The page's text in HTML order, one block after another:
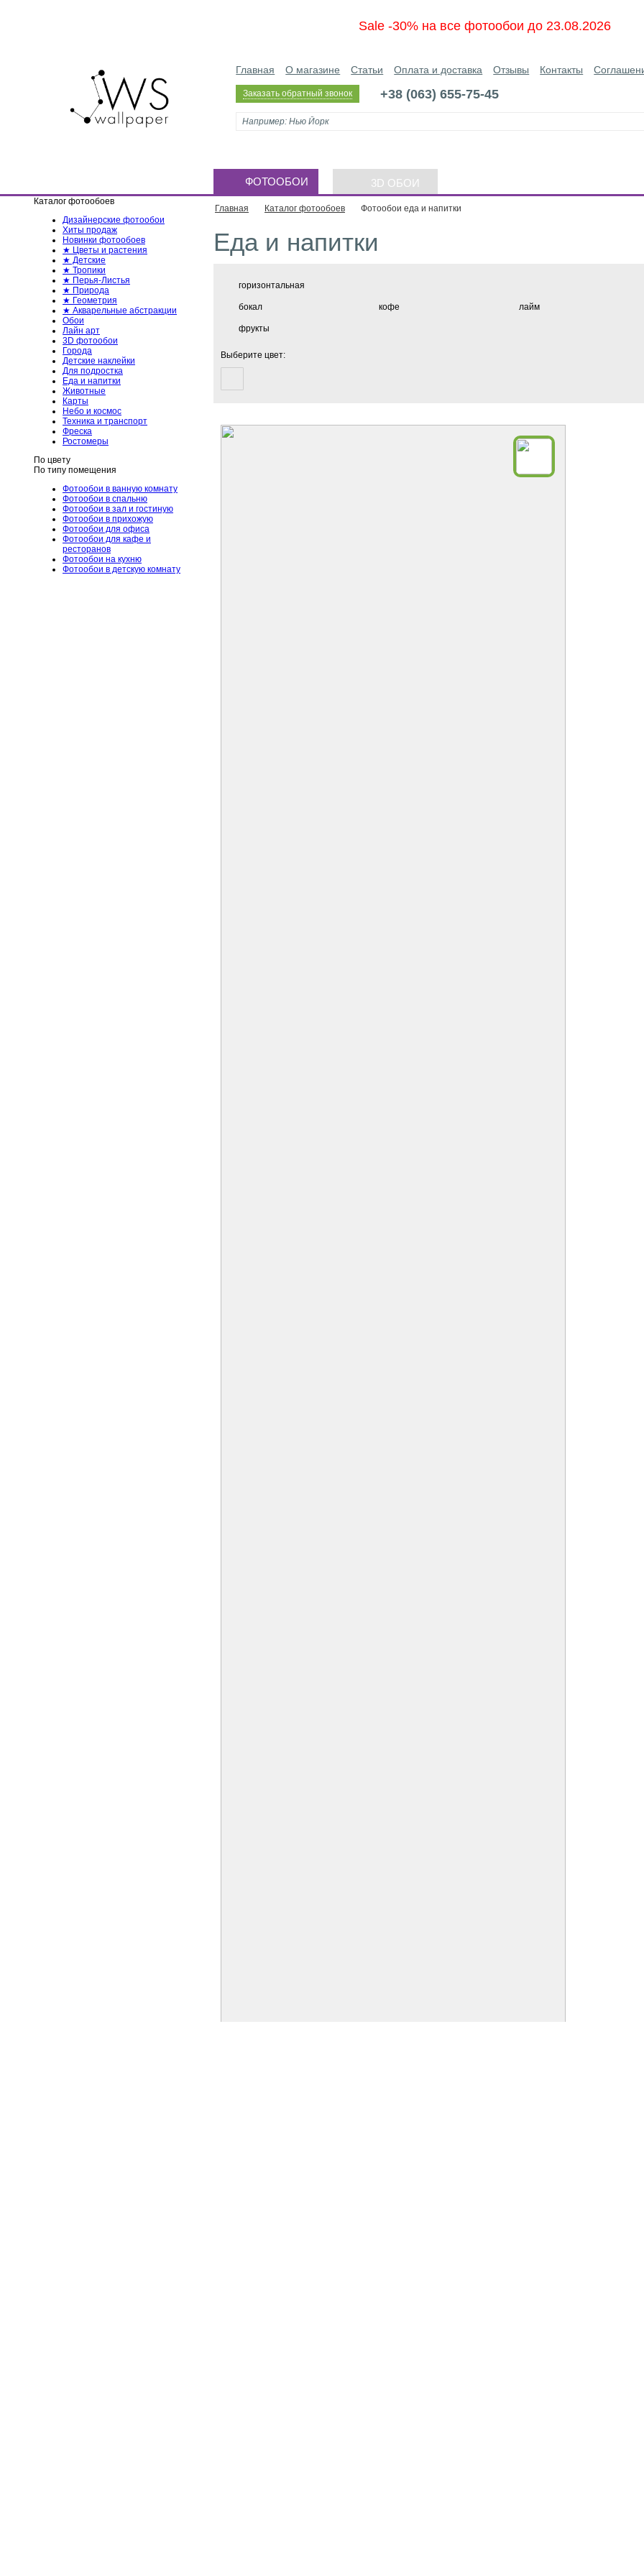
Sale -30% на все фотообои до 23.08.2026
Главная О магазине Статьи Оплата и доставка Отзывы Контакты
Заказать обратный звонок +38 (063) 655-75-45
ФОТООБОИ 3D ОБОИ
Каталог фотообоев
Дизайнерские фотообои
Хиты продаж
Новинки фотообоев
★ Цветы и растения
★ Детские
★ Тропики
★ Перья-Листья
★ Природа
★ Геометрия
★ Акварельные абстракции
Обои
Лайн арт
3D фотообои
Города
Детские наклейки
Для подростка
Еда и напитки
Животные
Карты
Небо и космос
Техника и транспорт
Фреска
Ростомеры
По цвету
По типу помещения
Фотообои в ванную комнату
Фотообои в спальню
Фотообои в зал и гостиную
Фотообои в прихожую
Фотообои для офиса
Фотообои для кафе и
ресторанов
Фотообои на кухню
Фотообои в детскую комнату
Главная Каталог фотообоев Фотообои еда и напитки
Еда и напитки
горизонтальная
бокал кофе лайм
фрукты
Выберите цвет: